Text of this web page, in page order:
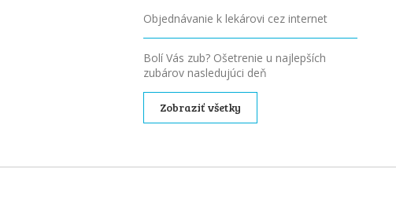
Objednávanie k lekárovi cez internet
Bolí Vás zub? Ošetrenie u najlepších
zubárov nasledujúci deň
Zobraziť všetky